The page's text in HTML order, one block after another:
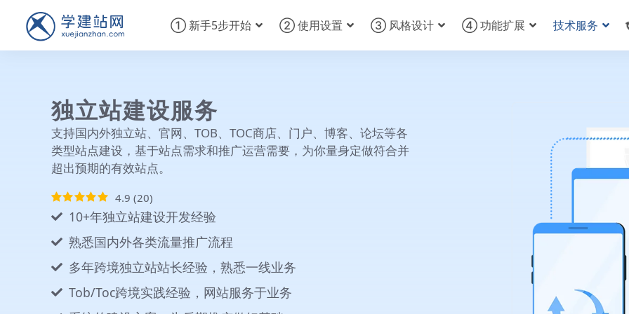
① 新手5步开始 ② 使用设置 ③ 风格设计 ④ 功能扩展 技术服务
独立站建设服务
支持国内外独立站、官网、TOB、TOC商店、门户、博客、论坛等各
类型站点建设，基于站点需求和推广运营需要，为你量身定做符合并
超出预期的有效站点。
4.9 (20)
10+年独立站建设开发经验
熟悉国内外各类流量推广流程
多年跨境独立站站长经验，熟悉一线业务
Tob/Toc跨境实践经验，网站服务于业务